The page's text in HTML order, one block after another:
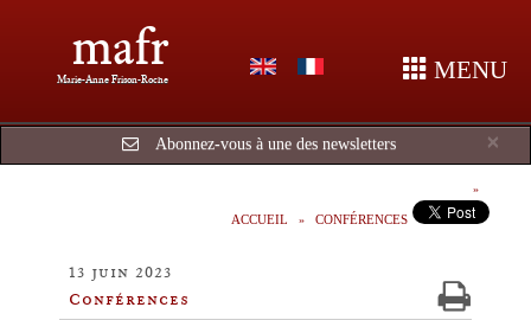
mafr
Marie-Anne Frison-Roche MENU
×
Abonnez-vous à une des newsletters
ACCUEIL CONFÉRENCES
13 juin 2023
Conférences